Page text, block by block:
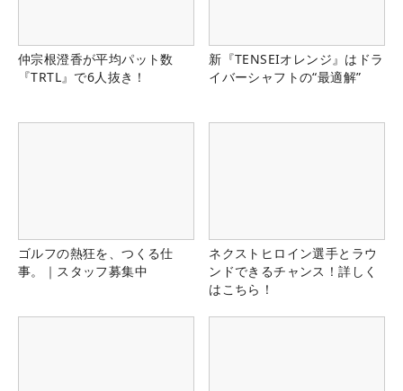
仲宗根澄香が平均パット数
『TRTL』で6人抜き！
新『TENSEIオレンジ』はドラ
イバーシャフトの“最適解”
ゴルフの熱狂を、つくる仕
事。｜スタッフ募集中
ネクストヒロイン選手とラウ
ンドできるチャンス！詳しく
はこちら！